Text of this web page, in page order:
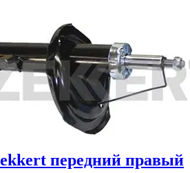
передний правый